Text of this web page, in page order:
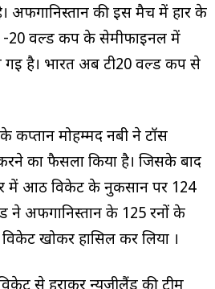
अफगानिस्तान की इस मैच में हार के
-20 वर्ल्ड कप के सेमीफाइनल में
है। भारत अब टी20 वर्ल्ड कप से
कप्तान मोहम्मद नबी ने टॉस
का फैसला किया है। जिसके बाद
में आठ विकेट के नुकसान पर 124
ने अफगानिस्तान के 125 रनों के
खोकर हासिल कर लिया ।